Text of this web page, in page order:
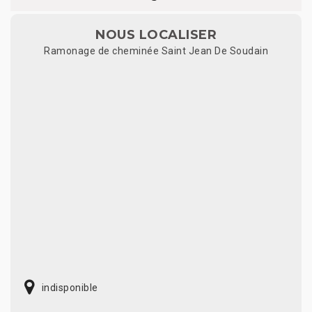
NOUS LOCALISER
Ramonage de cheminée Saint Jean De Soudain
indisponible